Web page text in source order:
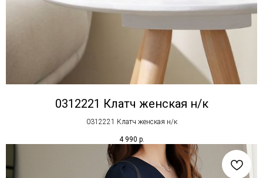
0312221 Клатч женская н/к
0312221 Клатч женская н/к
4 990 р.